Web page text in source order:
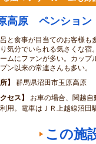
高原 ペンショ
と食事が目当てのお客様も
気分でいられる気さくな宿
ムにファンが多い。カップ
ン以来の常連さんも多い。
群馬県沼田市玉原高原
セス
お車の場合、関越
用。電車はＪＲ上越線沼田
この施